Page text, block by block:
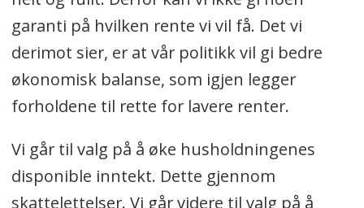
garanti på hvilken rente vi vil få. Det vi
derimot sier, er at vår politikk vil gi bedre
økonomisk balanse, som igjen legger
forholdene til rette for lavere renter.
Vi går til valg på å øke husholdningenes
disponible inntekt. Dette gjennom
skattelettelser. Vi går videre til valg på å